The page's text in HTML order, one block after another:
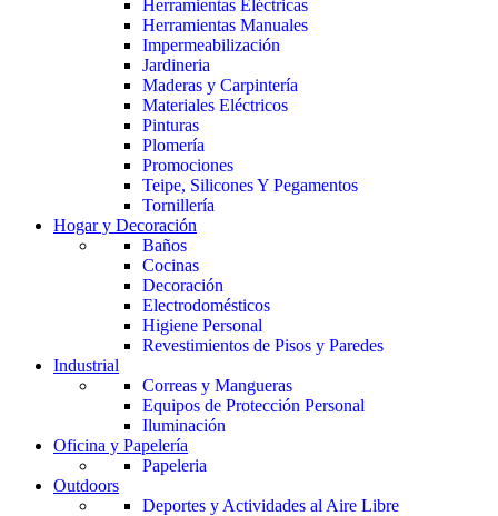
Herramientas Eléctricas
Herramientas Manuales
Impermeabilización
Jardineria
Maderas y Carpintería
Materiales Eléctricos
Pinturas
Plomería
Promociones
Teipe, Silicones Y Pegamentos
Tornillería
Hogar y Decoración
Baños
Cocinas
Decoración
Electrodomésticos
Higiene Personal
Revestimientos de Pisos y Paredes
Industrial
Correas y Mangueras
Equipos de Protección Personal
Iluminación
Oficina y Papelería
Papeleria
Outdoors
Deportes y Actividades al Aire Libre